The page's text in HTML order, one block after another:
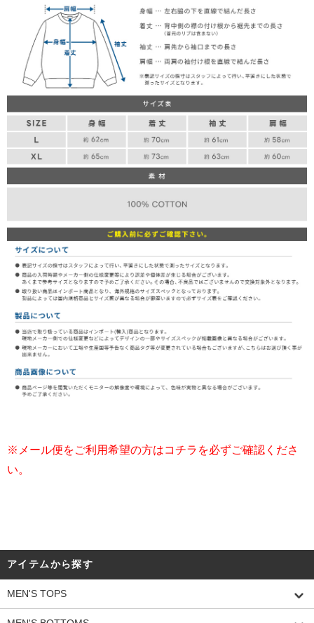
※メール便をご利用希望の方はコチラを必ずご確認くださ
い。
アイテムから探す
MEN'S TOPS